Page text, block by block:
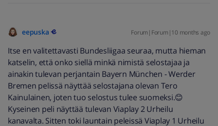
eepuska Forum|Forum|10 months ago
Itse en valitettavasti Bundesliigaa seuraa, mutta hieman
katselin, että onko siellä minkä nimistä selostajaa ja
ainakin tulevan perjantain Bayern München - Werder
Bremen pelissä näyttää selostajana olevan Tero
Kainulainen, joten tuo selostus tulee suomeksi.😊
Kyseinen peli näyttää tulevan Viaplay 2 Urheilu
kanavalta. Sitten toki launtain peleissä Viaplay 1 Urheilu